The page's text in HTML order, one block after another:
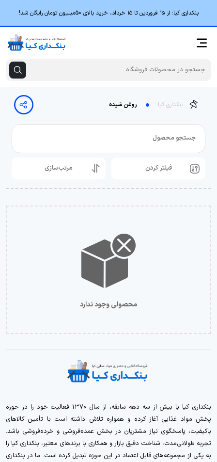
بنکداری کیا؛ از ۱۵ فروردین تا ۱۵ خرداد، خرید بالای 50میلیون تومان رایگان شد!
بنکداری کیا روغن شیده
جستجو محصول
فیلتر کردن مرتب‌سازی
محصولی وجود ندارد
بنکداری کیا با بیش از سه دهه سابقه، از سال ۱۳۷۰ فعالیت خود را در حوزه
پخش مواد غذایی آغاز کرده و همواره تلاش داشته است با تأمین کالاهای
باکیفیت، پاسخگوی نیاز مشتریان در بخش عمده‌فروشی و خرده‌فروشی باشد.
تجربه طولانی‌مدت، شناخت دقیق بازار و همکاری با برندهای معتبر، بنکداری کیا را
به یکی از مجموعه‌های قابل اعتماد در این حوزه تبدیل کرده است. ما در بنکداری